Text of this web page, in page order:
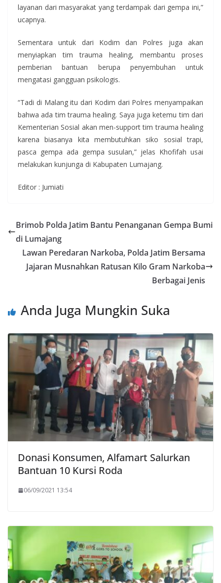
layanan dari masyarakat yang terdampak dari gempa ini,”
ucapnya.
Sementara untuk dari Kodim dan Polres juga akan
menyiapkan tim trauma healing, membantu proses
pemberian bantuan berupa penyembuhan untuk
mengatasi gangguan psikologis.
“Tadi di Malang itu dari Kodim dari Polres menyampaikan
bahwa ada tim trauma healing. Saya juga ketemu tim dari
Kementerian Sosial akan men-support tim trauma healing
karena biasanya kita membutuhkan siko sosial trapi,
pasca gempa ada gempa susulan,” jelas Khofifah usai
melakukan kunjunga di Kabupaten Lumajang.
Editor : Jumiati
Brimob Polda Jatim Bantu Penanganan Gempa Bumi
di Lumajang
Lawan Peredaran Narkoba, Polda Jatim Bersama
Jajaran Musnahkan Ratusan Kilo Gram Narkoba
Berbagai Jenis
Anda Juga Mungkin Suka
Donasi Konsumen, Alfamart Salurkan
Bantuan 10 Kursi Roda
06/09/2021 13:54